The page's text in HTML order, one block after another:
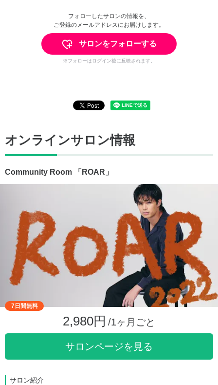
フォローしたサロンの情報を、
ご登録のメールアドレスにお届けします。
サロンをフォローする
※フォローはログイン後に反映されます。
オンラインサロン情報
Community Room 「ROAR」
7日間無料
2,980円 /1ヶ月ごと
サロンページを見る
サロン紹介